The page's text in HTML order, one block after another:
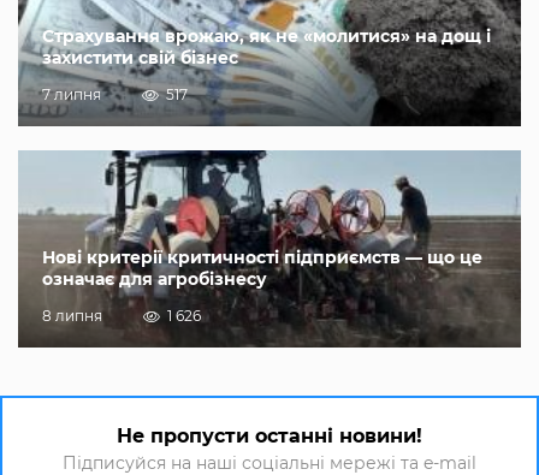
Страхування врожаю, як не «молитися» на дощ і
захистити свій бізнес
7 липня 517
Нові критерії критичності підприємств — що це
означає для агробізнесу
8 липня 1 626
Не пропусти останні новини!
Підписуйся на наші соціальні мережі та e-mail